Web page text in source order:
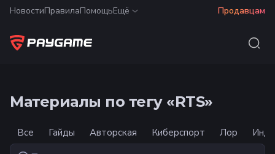
НовостиПравилаПомощьЕщё Продавцам
Материалы по тегу «RTS»
Все Гайды Авторская Киберспорт Лор